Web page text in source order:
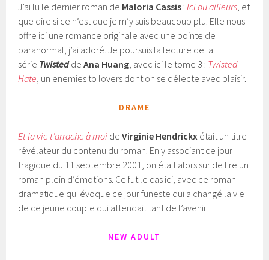
J’ai lu le dernier roman de Maloria Cassis :Ici ou ailleurs, et
que dire si ce n’est que je m’y suis beaucoup plu. Elle nous
offre ici une romance originale avec une pointe de
paranormal, j’ai adoré. Je poursuis la lecture de la
série TwisteddeAna Huang, avec ici le tome 3 : Twisted
Hate, un enemies to lovers dont on se délecte avec plaisir.
DRAME
Et la vie t’arrache à moi deVirginie Hendrickx était un titre
révélateur du contenu du roman. En y associant ce jour
tragique du 11 septembre 2001, on était alors sur de lire un
roman plein d’émotions. Ce fut le cas ici, avec ce roman
dramatique qui évoque ce jour funeste qui a changé la vie
de ce jeune couple qui attendait tant de l’avenir.
NEW ADULT